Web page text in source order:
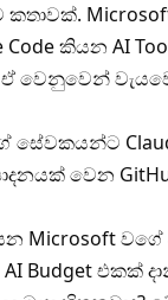
කියන AI
වෙනුවෙන්
සේවකයන්ට
වෙන
Microsoft
Budget එකක්